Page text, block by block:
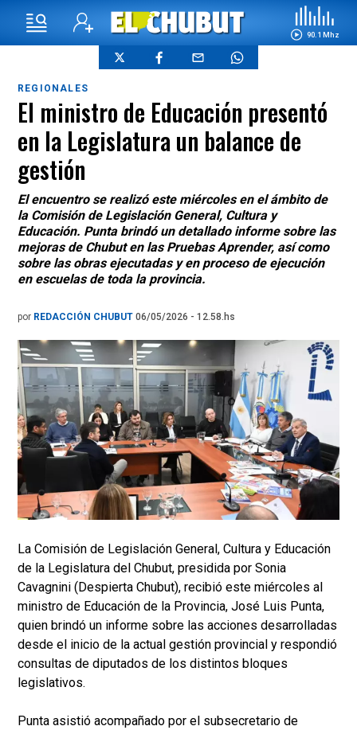
90.1 Mhz
REGIONALES
El ministro de Educación presentó
en la Legislatura un balance de
gestión
El encuentro se realizó este miércoles en el ámbito de
la Comisión de Legislación General, Cultura y
Educación. Punta brindó un detallado informe sobre las
mejoras de Chubut en las Pruebas Aprender, así como
sobre las obras ejecutadas y en proceso de ejecución
en escuelas de toda la provincia.
por REDACCIÓN CHUBUT 06/05/2026 - 12.58.hs
La Comisión de Legislación General, Cultura y Educación
de la Legislatura del Chubut, presidida por Sonia
Cavagnini (Despierta Chubut), recibió este miércoles al
ministro de Educación de la Provincia, José Luis Punta,
quien brindó un informe sobre las acciones desarrolladas
desde el inicio de la actual gestión provincial y respondió
consultas de diputados de los distintos bloques
legislativos.
Punta asistió acompañado por el subsecretario de